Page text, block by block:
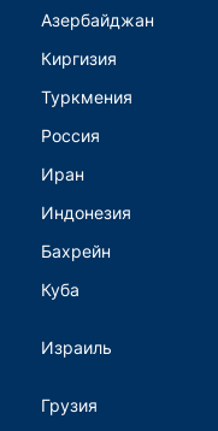
Азербайджан
Киргизия
Туркмения
Россия
Иран
Индонезия
Бахрейн
Куба
Израиль
Грузия